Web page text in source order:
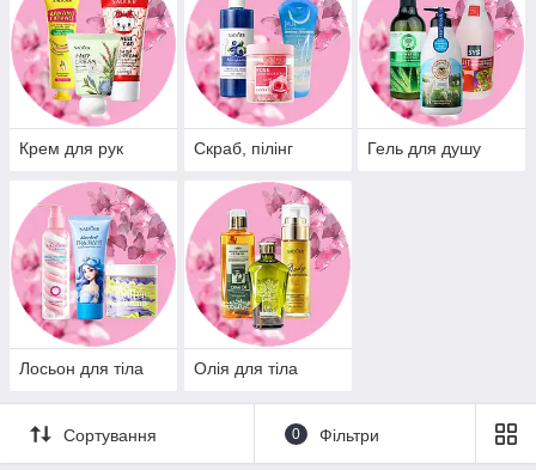
Крем для рук Скраб, пілінг Гель для душу
Лосьон для тіла Олія для тіла
Сортування 0 Фільтри